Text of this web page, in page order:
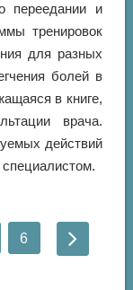
переедании и
тренировок
для разных
болей в
в книге,
врача.
действий
6